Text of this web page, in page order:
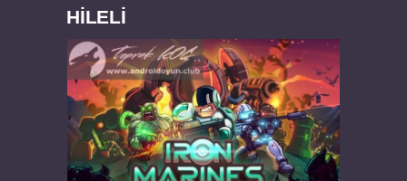
Dream Road Multiplayer v1.4.2 PARA HİLELİ
APK
Felix the Reaper v1.25 FULL APK
HİLELİ